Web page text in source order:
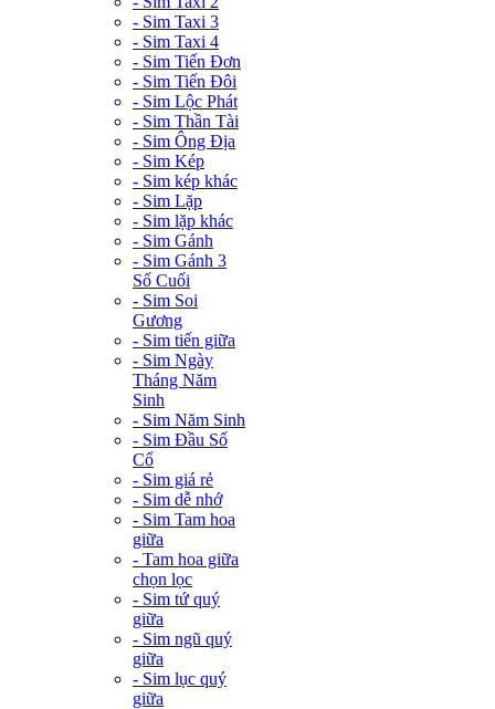
- Sim Taxi 3
- Sim Taxi 4
- Sim Tiến Đơn
- Sim Tiến Đôi
- Sim Lộc Phát
- Sim Thần Tài
- Sim Ông Địa
- Sim Kép
- Sim kép khác
- Sim Lặp
- Sim lặp khác
- Sim Gánh
- Sim Gánh 3
Số Cuối
- Sim Soi
Gương
- Sim tiến giữa
- Sim Ngày
Tháng Năm
Sinh
- Sim Năm Sinh
- Sim Đầu Số
Cổ
- Sim giá rẻ
- Sim dễ nhớ
- Sim Tam hoa
giữa
- Tam hoa giữa
chọn lọc
- Sim tứ quý
giữa
- Sim ngũ quý
giữa
- Sim lục quý
giữa